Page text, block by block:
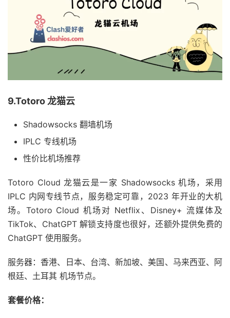
9.Totoro 龙猫云
Shadowsocks 翻墙机场
IPLC 专线机场
性价比机场推荐
Totoro Cloud 龙猫云是一家 Shadowsocks 机场，采用
IPLC 内网专线节点，服务稳定可靠，2023 年开业的大机
场。Totoro Cloud 机场对 Netflix、Disney+ 流媒体及
TikTok、ChatGPT 解锁支持度也很好，还额外提供免费的
ChatGPT 使用服务。
服务器：香港、日本、台湾、新加坡、美国、马来西亚、阿
根廷、土耳其 机场节点。
套餐价格：